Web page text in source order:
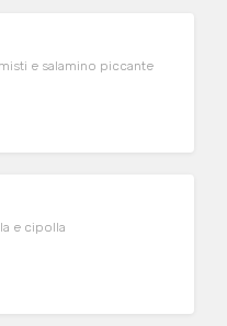
e salamino piccante
e cipolla